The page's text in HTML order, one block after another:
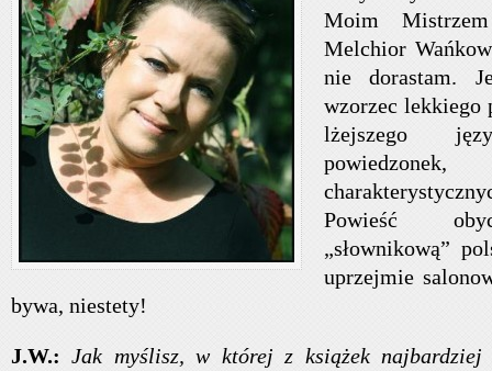
Moim
Melchior
nie dorastam.
wzorzec lekkiego
lżejszego
Powieść
„słownikową”
uprzejmie
bywa, niestety!
J.W.: Jak myślisz, w której z książek najbardziej